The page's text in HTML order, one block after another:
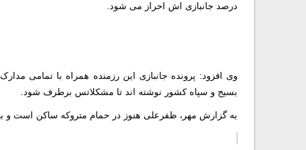
درصد جانبازی اش احراز می شود.
وی افزود: پرونده جانبازی این رزمنده همراه با تمامی
بسیج و سپاه کشور نوشته اند تا مشکلاتس برطرف شود.
به گزارش مهر، ظفرعلی هنوز در حمام متروکه ساکن است و